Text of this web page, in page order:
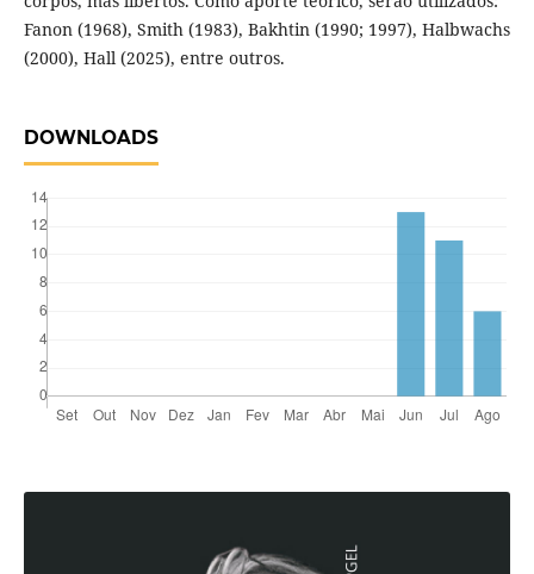
Fanon (1968), Smith (1983), Bakhtin (1990; 1997), Halbwachs
(2000), Hall (2025), entre outros.
DOWNLOADS